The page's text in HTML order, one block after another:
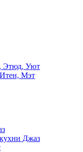
Этюд, Уют
Мэт
Джаз